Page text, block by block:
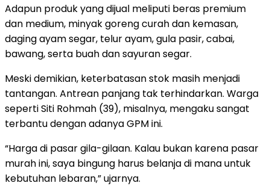
Adapun produk yang dijual meliputi beras premium
dan medium, minyak goreng curah dan kemasan,
daging ayam segar, telur ayam, gula pasir, cabai,
bawang, serta buah dan sayuran segar.
Meski demikian, keterbatasan stok masih menjadi
tantangan. Antrean panjang tak terhindarkan. Warga
seperti Siti Rohmah (39), misalnya, mengaku sangat
terbantu dengan adanya GPM ini.
“Harga di pasar gila-gilaan. Kalau bukan karena pasar
murah ini, saya bingung harus belanja di mana untuk
kebutuhan lebaran,” ujarnya.